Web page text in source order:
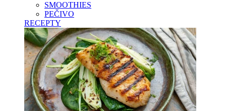
SMOOTHIES
PEČIVO
RECEPTY